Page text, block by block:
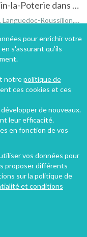
Gîte "Les Cerisiers" à Saint-Quentin-la-Poterie dans le Gard en Languedoc-Roussillon
Occitanie, France
pour enrichir votre
s'assurant qu'ils
notrepolitique de
ces cookies et ces
de nouveaux.
leur efficacité.
en fonction de vos
vos données pour
proposer différents
sur la politique de
et conditions